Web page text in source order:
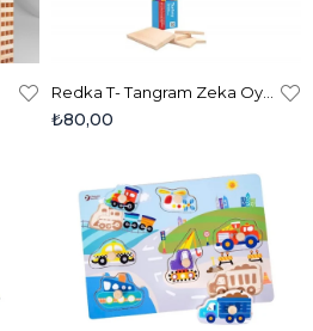
₺80,00